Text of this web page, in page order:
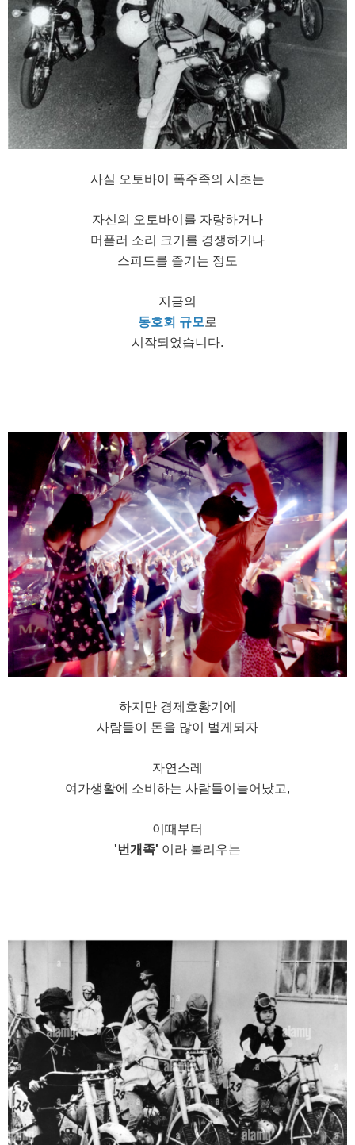
사실 오토바이 폭주족의 시초는
자신의 오토바이를 자랑하거나
머플러 소리 크기를 경쟁하거나
스피드를 즐기는 정도
지금의
동호회 규모 로
시작되었습니다.
하지만 경제호황기에
사람들이 돈을 많이 벌게되자
자연스레
여가생활에 소비하는 사람들이늘어났고,
이때부터
'번개족' 이라 불리우는